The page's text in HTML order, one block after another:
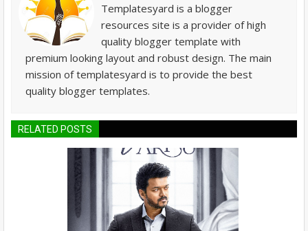
Templatesyard is a blogger
resources site is a provider of high
quality blogger template with
premium looking layout and robust design. The main
mission of templatesyard is to provide the best
quality blogger templates.
RELATED POSTS